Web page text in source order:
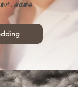
片，留住感动